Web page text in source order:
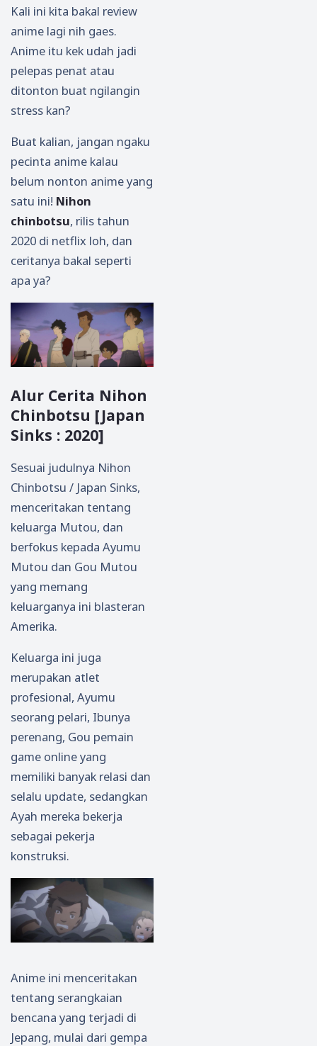
Kali ini kita bakal review
anime lagi nih gaes.
Anime itu kek udah jadi
pelepas penat atau
ditonton buat ngilangin
stress kan?
Buat kalian, jangan ngaku
pecinta anime kalau
belum nonton anime yang
satu ini! Nihon
chinbotsu, rilis tahun
2020 di netflix loh, dan
ceritanya bakal seperti
apa ya?
Alur Cerita Nihon
Chinbotsu [Japan
Sinks : 2020]
Sesuai judulnya Nihon
Chinbotsu / Japan Sinks,
menceritakan tentang
keluarga Mutou, dan
berfokus kepada Ayumu
Mutou dan Gou Mutou
yang memang
keluarganya ini blasteran
Amerika.
Keluarga ini juga
merupakan atlet
profesional, Ayumu
seorang pelari, Ibunya
perenang, Gou pemain
game online yang
memiliki banyak relasi dan
selalu update, sedangkan
Ayah mereka bekerja
sebagai pekerja
konstruksi.
Anime ini menceritakan
tentang serangkaian
bencana yang terjadi di
Jepang, mulai dari gempa